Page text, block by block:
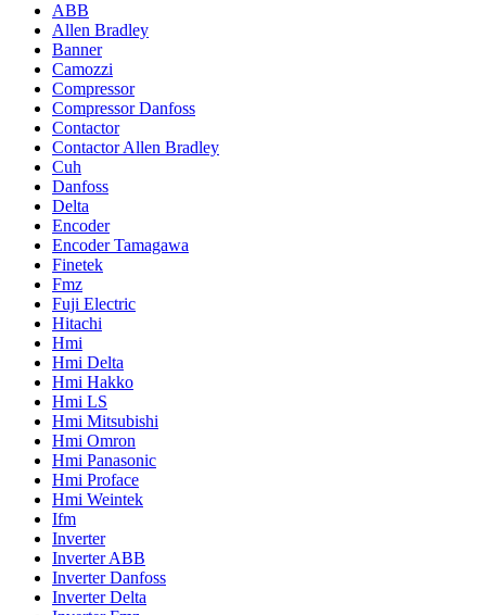
ABB
Allen Bradley
Banner
Camozzi
Compressor
Compressor Danfoss
Contactor
Contactor Allen Bradley
Cuh
Danfoss
Delta
Encoder
Encoder Tamagawa
Finetek
Fmz
Fuji Electric
Hitachi
Hmi
Hmi Delta
Hmi Hakko
Hmi LS
Hmi Mitsubishi
Hmi Omron
Hmi Panasonic
Hmi Proface
Hmi Weintek
Ifm
Inverter
Inverter ABB
Inverter Danfoss
Inverter Delta